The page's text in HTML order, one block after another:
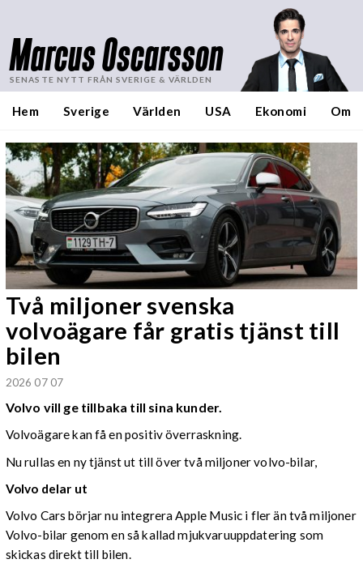
Marcus Oscarsson
SENASTE NYTT FRÅN SVERIGE & VÄRLDEN
Hem Sverige Världen USA Ekonomi Om
Två miljoner svenska
volvoägare får gratis tjänst till
bilen
2026 07 07
Volvo vill ge tillbaka till sina kunder.
Volvoägare kan få en positiv överraskning.
Nu rullas en ny tjänst ut till över två miljoner volvo-bilar,
Volvo delar ut
Volvo Cars börjar nu integrera Apple Music i fler än två miljoner
Volvo-bilar genom en så kallad mjukvaruuppdatering som
skickas direkt till bilen.